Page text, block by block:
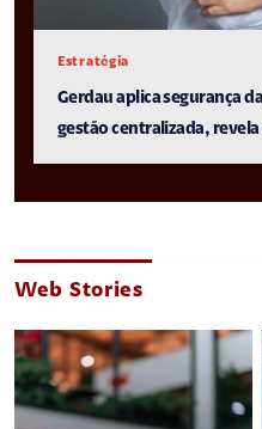
Estratégia
Gerdau aplica segurança
gestão centralizada, revela
Web Stories